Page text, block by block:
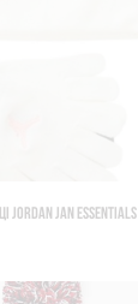
JAN ESSENTIALS